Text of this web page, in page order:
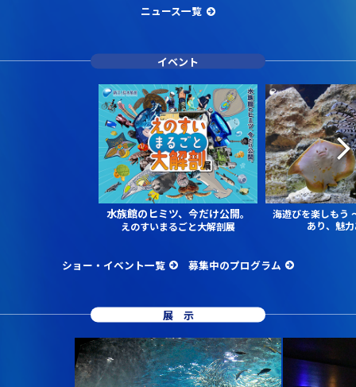
ニュース一覧
イベント
水族館のヒミツ、今だけ公開。
えのすいまるごと大解剖展
海遊びを楽しもう
あり、魅
ショー・イベント一覧 募集中のプログラム
展示